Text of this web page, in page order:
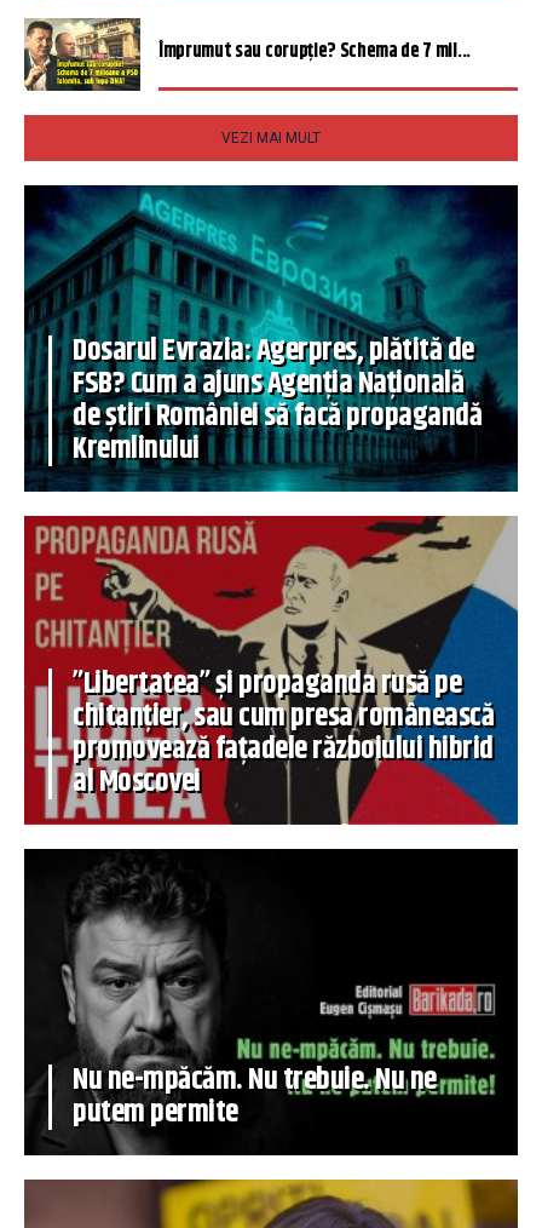
Împrumut sau corupție? Schema de 7 mil...
VEZI MAI MULT
Dosarul Evrazia: Agerpres, plătită de
FSB? Cum a ajuns Agenția Națională
de știri României să facă propagandă
Kremlinului
”Libertatea” și propaganda rusă pe
chitanțier, sau cum presa românească
promovează fațadele războiului hibrid
al Moscovei
Nu ne-mpăcăm. Nu trebuie. Nu ne
putem permite